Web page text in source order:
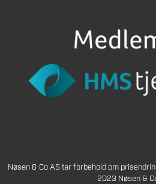
Nøsen & Co AS tar forbehold om
2023 Nøsen &